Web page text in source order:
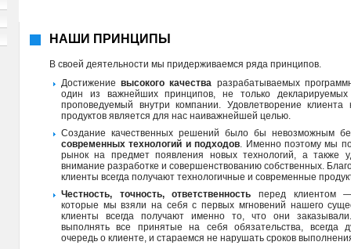
НАШИ ПРИНЦИПЫ
В своей деятельности мы придерживаемся ряда принципов.
Достижениевысокого качества разрабатываемых
один из важнейших принципов, не только
проповедуемый внутри компании. Удовлетворение клиента
продуктов является для нас наиважнейшей целью.
Создание качественных решений было бы невозможным
современных технологий и подходов. Именно поэтому мы
рынок на предмет появления новых технологий, а также
внимание разработке и совершенствованию собственных.
клиенты всегда получают технологичные и современные
Честность, точность, ответственность перед клиентом —
которые мы взяли на себя с первых мгновений нашего
клиенты всегда получают именно то, что они
выполнять все принятые на себя обязательства, всегда
очередь о клиенте, и стараемся не нарушать сроков